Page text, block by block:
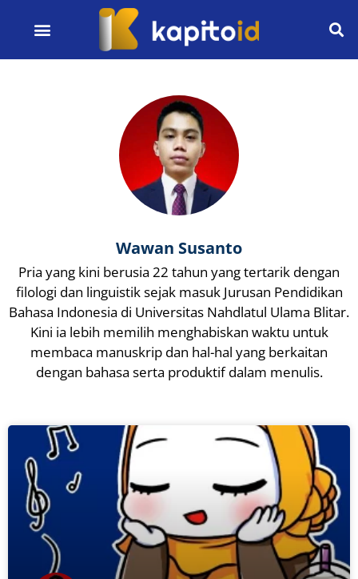
Wawan Susanto
Pria yang kini berusia 22 tahun yang tertarik dengan
filologi dan linguistik sejak masuk Jurusan Pendidikan
Bahasa Indonesia di Universitas Nahdlatul Ulama Blitar.
Kini ia lebih memilih menghabiskan waktu untuk
membaca manuskrip dan hal-hal yang berkaitan
dengan bahasa serta produktif dalam menulis.